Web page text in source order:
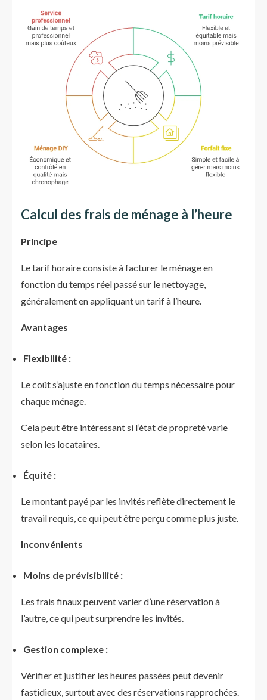
Calcul des frais de ménage à l’heure
Principe
Le tarif horaire consiste à facturer le ménage en
fonction du temps réel passé sur le nettoyage,
généralement en appliquant un tarif à l’heure.
Avantages
Flexibilité :
Le coût s’ajuste en fonction du temps nécessaire pour
chaque ménage.
Cela peut être intéressant si l’état de propreté varie
selon les locataires.
Équité :
Le montant payé par les invités reflète directement le
travail requis, ce qui peut être perçu comme plus juste.
Inconvénients
Moins de prévisibilité :
Les frais finaux peuvent varier d’une réservation à
l’autre, ce qui peut surprendre les invités.
Gestion complexe :
Vérifier et justifier les heures passées peut devenir
fastidieux, surtout avec des réservations rapprochées.